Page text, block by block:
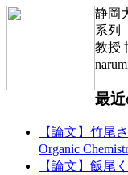
静岡
系列
教授
最
【論文】竹尾
Organic
【論文】飯尾